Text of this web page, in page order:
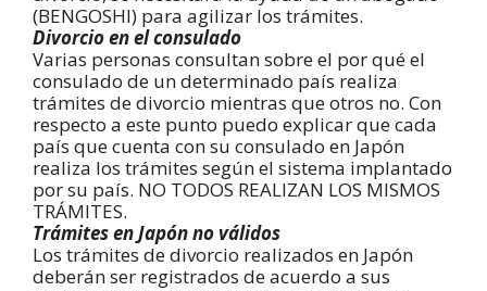
(BENGOSHI) para agilizar los trámites.
Divorcio en el consulado
Varias personas consultan sobre el por qué el
consulado de un determinado país realiza
trámites de divorcio mientras que otros no. Con
respecto a este punto puedo explicar que cada
país que cuenta con su consulado en Japón
realiza los trámites según el sistema implantado
por su país. NO TODOS REALIZAN LOS MISMOS
TRÁMITES.
Trámites en Japón no válidos
Los trámites de divorcio realizados en Japón
deberán ser registrados de acuerdo a sus